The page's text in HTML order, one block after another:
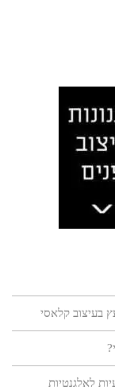
בעיצוב קלאסי
לאלגנטיות